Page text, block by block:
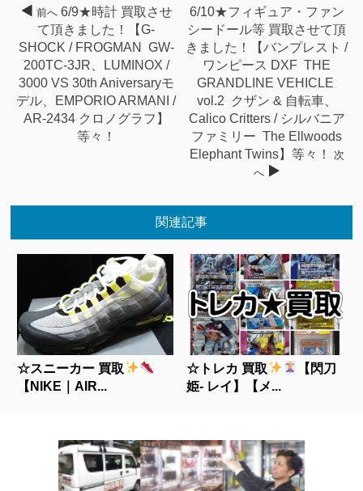
前へ 6/9★時計 買取させ
て頂きました！【G-
SHOCK / FROGMAN GW-
200TC-3JR、LUMINOX /
3000 VS 30th Aniversaryモ
デル、EMPORIO ARMANI /
AR-2434 クロノグラフ】
等々！
6/10★フィギュア・ファン
シードール等 買取させて頂
きました！【バンプレスト /
ワンピース DXF THE
GRANDLINE VEHICLE
vol.2 クザン & 自転車、
Calico Critters / シルバニア
ファミリー The Ellwoods
Elephant Twins】等々！
次
へ
関連記事
☆スニーカー 買取
【NIKE｜AIR...
☆トレカ 買取
【閃刀
姫- レイ】【メ...